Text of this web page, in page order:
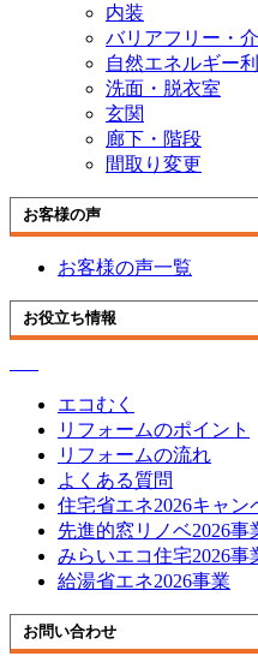
内装
バリアフリー・
自然エネルギー
洗面・脱衣室
玄関
廊下・階段
間取り変更
お客様の声
お客様の声一覧
お役立ち情報
エコむく
リフォームのポイント
リフォームの流れ
よくある質問
住宅省エネ2026キャン
先進的窓リノベ2026事
みらいエコ住宅2026事
給湯省エネ2026事業
お問い合わせ